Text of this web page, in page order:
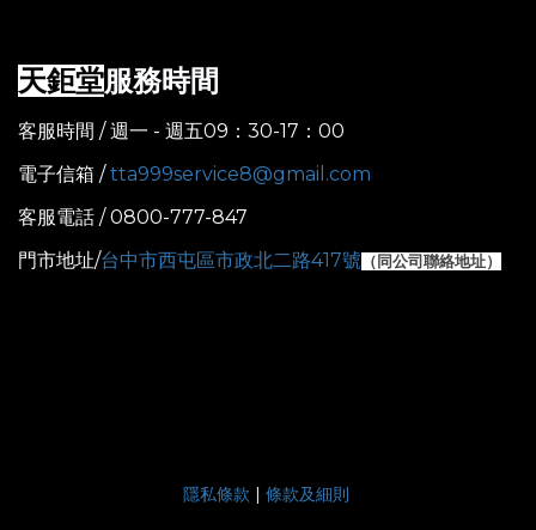
天鉅堂服務時間
客服時間 / 週一 - 週五09：30-17：00
電子信箱 /tta999service8@gmail.com
客服電話 / 0800-777-847
門市地址/台中市西屯區市政北二路417號 （ 同公司聯絡地址）
隱私條款 | 條款及細則